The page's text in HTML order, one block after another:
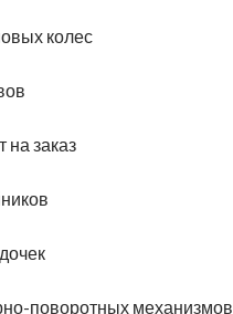
колес
на заказ
поворотных механизмов